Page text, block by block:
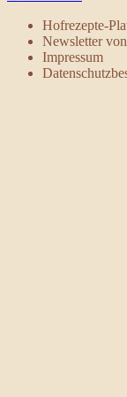
Hofrezepte-
Newsletter
Impressum